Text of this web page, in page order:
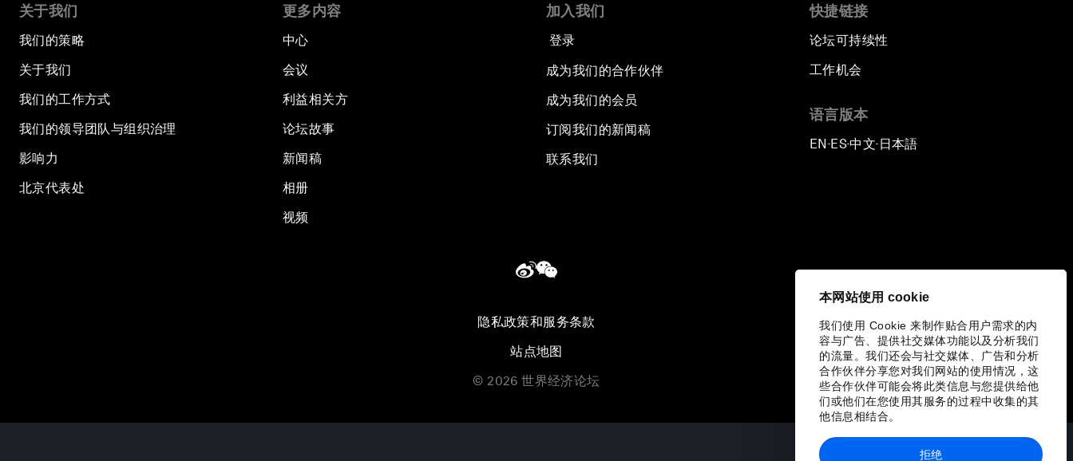
本网站使用 cookie
我们使用 Cookie 来制作贴合用户需求的内
容与广告、提供社交媒体功能以及分析我们
的流量。我们还会与社交媒体、广告和分析
合作伙伴分享您对我们网站的使用情况，这
些合作伙伴可能会将此类信息与您提供给他
们或他们在您使用其服务的过程中收集的其
他信息相结合。
拒绝
关于我们
我们的策略
关于我们
我们的工作方式
我们的领导团队与组织治理
影响力
北京代表处
更多内容
中心
会议
利益相关方
论坛故事
新闻稿
相册
视频
加入我们
登录
成为我们的合作伙伴
成为我们的会员
订阅我们的新闻稿
联系我们
快捷链接
论坛可持续性
工作机会
语言版本
EN ▪ES▪中文▪ 日本語
隐私政策和服务条款
站点地图
© 2026 世界经济论坛